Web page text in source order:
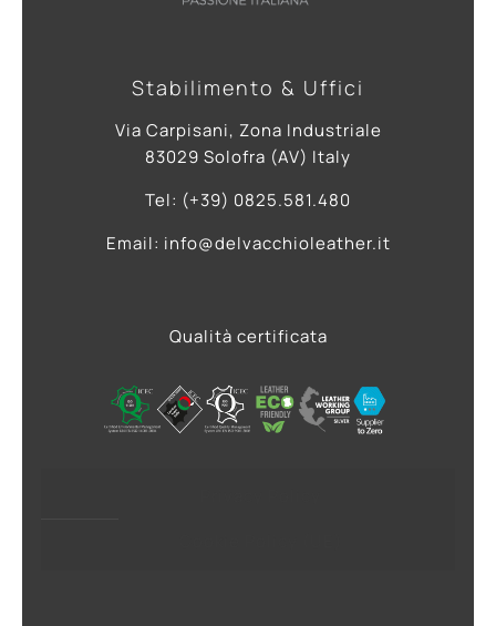
Stabilimento & Uffici
Via Carpisani, Zona Industriale
83029 Solofra (AV) Italy
Tel: (+39) 0825.581.480
Email: info@delvacchioleather.it
Qualità certificata